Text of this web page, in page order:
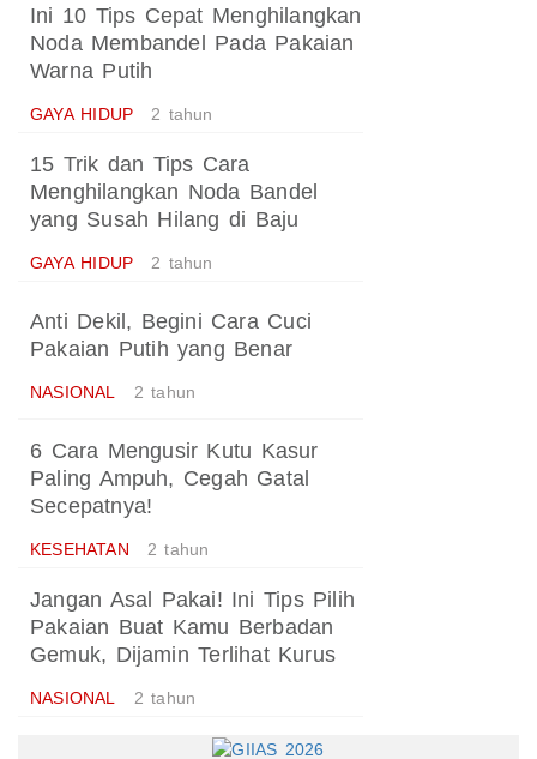
Ini 10 Tips Cepat Menghilangkan
Noda Membandel Pada Pakaian
Warna Putih
GAYA HIDUP 2 tahun
15 Trik dan Tips Cara
Menghilangkan Noda Bandel
yang Susah Hilang di Baju
GAYA HIDUP 2 tahun
Anti Dekil, Begini Cara Cuci
Pakaian Putih yang Benar
NASIONAL 2 tahun
6 Cara Mengusir Kutu Kasur
Paling Ampuh, Cegah Gatal
Secepatnya!
KESEHATAN 2 tahun
Jangan Asal Pakai! Ini Tips Pilih
Pakaian Buat Kamu Berbadan
Gemuk, Dijamin Terlihat Kurus
NASIONAL 2 tahun